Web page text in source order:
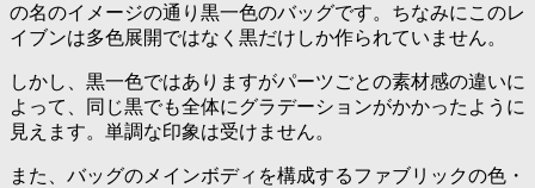
の名のイメージの通り黒一色のバッグです。ちなみにこのレ
イブンは多色展開ではなく黒だけしか作られていません。
しかし、黒一色ではありますがパーツごとの素材感の違いに
よって、同じ黒でも全体にグラデーションがかかったように
見えます。単調な印象は受けません。
また、バッグのメインボディを構成するファブリックの色・